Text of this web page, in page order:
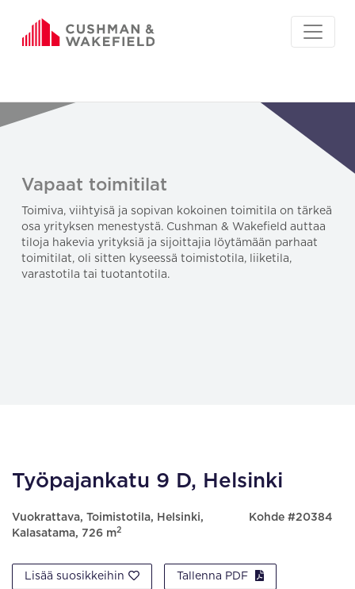
Vapaat toimitilat
Toimiva, viihtyisä ja sopivan kokoinen toimitila on tärkeä
osa yrityksen menestystä. Cushman & Wakefield auttaa
tiloja hakevia yrityksiä ja sijoittajia löytämään parhaat
toimitilat, oli sitten kyseessä toimistotila, liiketila,
varastotila tai tuotantotila.
Työpajankatu 9 D, Helsinki
Vuokrattava, Toimistotila, Helsinki,
Kalasatama, 726 m2
Kohde #20384
Lisää suosikkeihin Tallenna PDF